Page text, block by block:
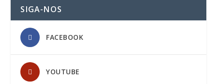
SIGA-NOS
FACEBOOK
YOUTUBE